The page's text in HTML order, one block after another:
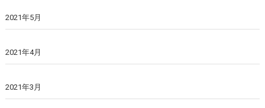
2021年5月
2021年4月
2021年3月